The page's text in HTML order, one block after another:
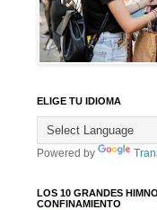
ELIGE TU IDIOMA
Powered by
LOS 10 GRANDES
CONFINAMIENTO